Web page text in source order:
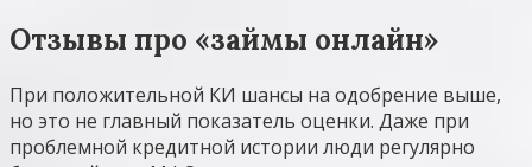
Отзывы про «займы онлайн»
При положительной КИ шансы на одобрение выше,
но это не главный показатель оценки. Даже при
проблемной кредитной истории люди регулярно